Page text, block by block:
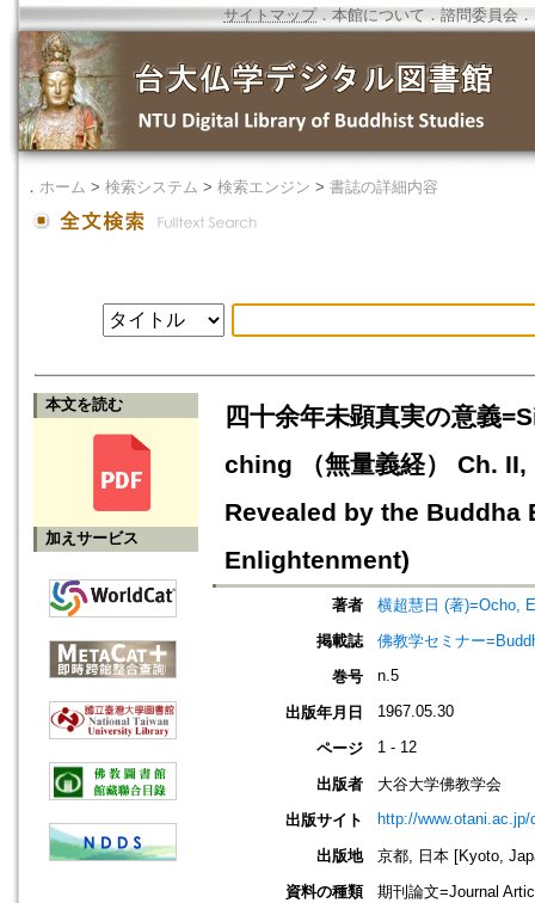
サイトマップ．本館について ． 諮問委員会 ．
． ホーム > 検索システム > 検索エンジン > 書誌の詳細内容
本文を読む
加えサービス
四十余年未顕真実の意義
ching （無量義経） Ch.
Revealed by the Buddha
Enlightenment)
著者
横超慧日 (著)=Ocho,
掲載誌
佛教学セミナー
巻号
n.5
出版年月日 1967.05.30
ページ 1 - 12
出版者
大谷大学佛教学会
出版サイト
http://
出版地
京都, 日本 [Kyoto,
資料の種類
期刊論文=Journal